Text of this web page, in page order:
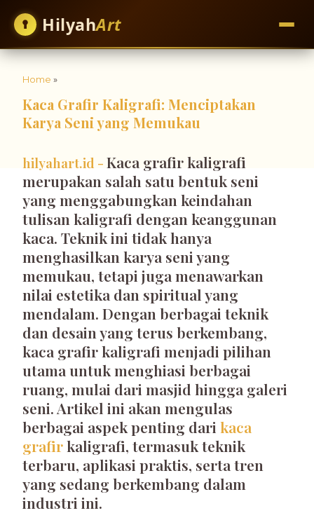
HilyahArt
Home »
Kaca Grafir Kaligrafi: Menciptakan
Karya Seni yang Memukau
hilyahart.id - Kaca grafir kaligrafi
merupakan salah satu bentuk seni
yang menggabungkan keindahan
tulisan kaligrafi dengan keanggunan
kaca. Teknik ini tidak hanya
menghasilkan karya seni yang
memukau, tetapi juga menawarkan
nilai estetika dan spiritual yang
mendalam. Dengan berbagai teknik
dan desain yang terus berkembang,
kaca grafir kaligrafi menjadi pilihan
utama untuk menghiasi berbagai
ruang, mulai dari masjid hingga galeri
seni. Artikel ini akan mengulas
berbagai aspek penting dari kaca
grafirkaligrafi, termasuk teknik
terbaru, aplikasi praktis, serta tren
yang sedang berkembang dalam
industri ini.